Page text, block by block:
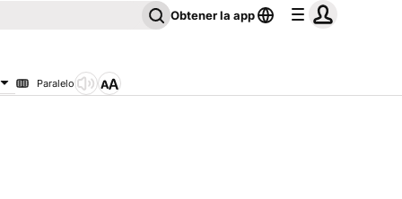
Obtener la app
Paralelo